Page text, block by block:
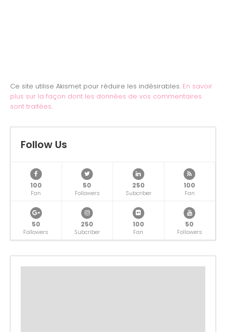
Ce site utilise Akismet pour réduire les indésirables. En savoir
plus sur la façon dont les données de vos commentaires
sont traitées.
Follow Us
100
Fan
50
Followers
250
Subcriber
100
Fan
50
Followers
250
Subcriber
100
Fan
50
Followers